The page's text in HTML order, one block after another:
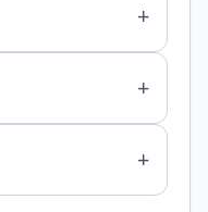
+
+
+